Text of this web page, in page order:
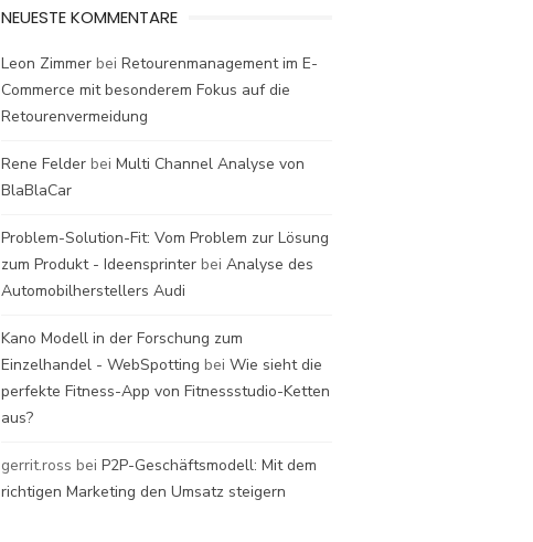
NEUESTE KOMMENTARE
Leon Zimmer bei Retourenmanagement im E-
Commerce mit besonderem Fokus auf die
Retourenvermeidung
Rene Felder bei Multi Channel Analyse von
BlaBlaCar
Problem-Solution-Fit: Vom Problem zur Lösung
zum Produkt - Ideensprinter bei Analyse des
Automobilherstellers Audi
Kano Modell in der Forschung zum
Einzelhandel - WebSpotting bei Wie sieht die
perfekte Fitness-App von Fitnessstudio-Ketten
aus?
gerrit.ross bei P2P-Geschäftsmodell: Mit dem
richtigen Marketing den Umsatz steigern